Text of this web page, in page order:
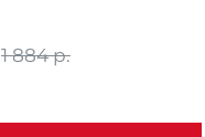
1 884 р.